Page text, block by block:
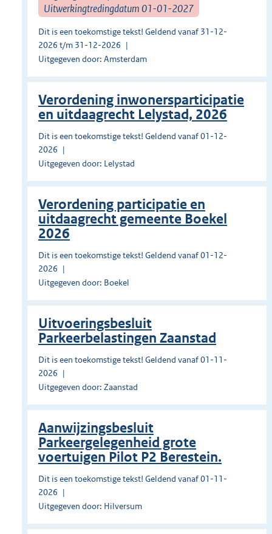
Uitwerkingtredingdatum 01-01-2027
Dit is een toekomstige tekst! Geldend vanaf 31-12-
2026 t/m 31-12-2026
Uitgegeven door: Amsterdam
Verordening inwonersparticipatie
en uitdaagrecht Lelystad, 2026
Dit is een toekomstige tekst! Geldend vanaf 01-12-
2026
Uitgegeven door: Lelystad
Verordening participatie en
uitdaagrecht gemeente Boekel
2026
Dit is een toekomstige tekst! Geldend vanaf 01-12-
2026
Uitgegeven door: Boekel
Uitvoeringsbesluit
Parkeerbelastingen Zaanstad
Dit is een toekomstige tekst! Geldend vanaf 01-11-
2026
Uitgegeven door: Zaanstad
Aanwijzingsbesluit
Parkeergelegenheid grote
voertuigen Pilot P2 Berestein.
Dit is een toekomstige tekst! Geldend vanaf 01-11-
2026
Uitgegeven door: Hilversum